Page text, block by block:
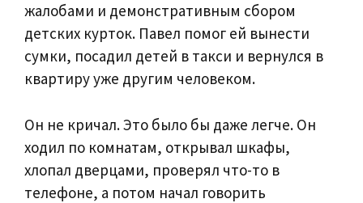
жалобами и демонстративным сбором
детских курток. Павел помог ей вынести
сумки, посадил детей в такси и вернулся в
квартиру уже другим человеком.
Он не кричал. Это было бы даже легче. Он
ходил по комнатам, открывал шкафы,
хлопал дверцами, проверял что-то в
телефоне, а потом начал говорить